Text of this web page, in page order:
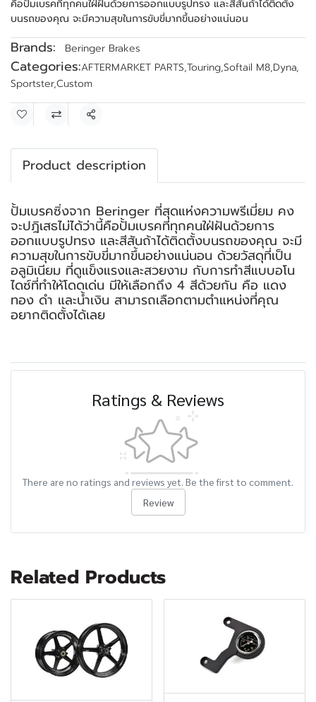
คือปั้มเบรคที่ทุกคนใฝ่ฝันด้วยการออกแบบรูปทรง และสีสันถ้าได้ติดตั้ง
บนรถของคุณ จะมีความสุขในการขับขี่มากขึ้นอย่างแน่นอน
Brands: Beringer Brakes
Categories:AFTERMARKET PARTS,Touring,Softail M8,Dyna,
Sportster,Custom
Share
Product description
ปั้มเบรคซิ่งจาก Beringer ที่สุดแห่งความพรีเมี่ยม คง
จะปฎิเสธไม่ได้ว่านี้คือปั้มเบรคที่ทุกคนใฝ่ฝันด้วยการ
ออกแบบรูปทรง และสีสันถ้าได้ติดตั้งบนรถของคุณ จะมี
ความสุขในการขับขี่มากขึ้นอย่างแน่นอน ด้วยวัสดุที่เป็น
อลูมิเนียม ที่ดูแข็งแรงและสวยงาม กับการทำสีแบบอโน
ไดซ์ที่ทำให้โดดเด่น มีให้เลือกถึง 4 สีด้วยกัน คือ แดง
ทอง ดำ และน้ำเงิน สามารถเลือกตามตำแหน่งที่คุณ
อยากติดตั้งได้เลย
Ratings & Reviews
There are no ratings and reviews yet. Be the first to comment.
Review
Related Products